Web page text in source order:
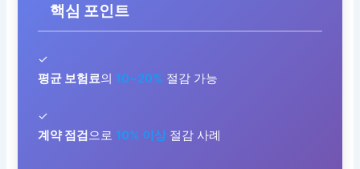
핵심 포인트
✓
평균 보험료의 10~20% 절감 가능
✓
계약 점검으로 10% 이상 절감 사례